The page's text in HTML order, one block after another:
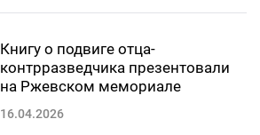
Книгу о подвиге отца-
контрразведчика презентовали
на Ржевском мемориале
16.04.2026